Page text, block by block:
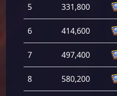
5 331,800
6 414,600
7 497,400
8 580,200